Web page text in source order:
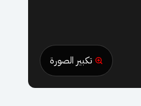
تكبير الصورة